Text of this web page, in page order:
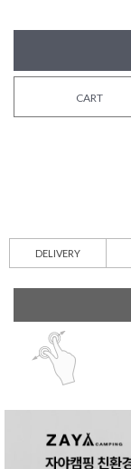
CART
DELIVERY